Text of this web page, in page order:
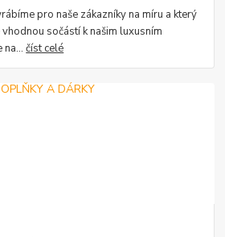
pro naše zákazníky na míru a který
sočástí k našim luxusním
na...číst celé